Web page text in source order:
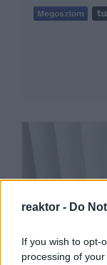
reaktor - Do
If you wish to opt-
processing of